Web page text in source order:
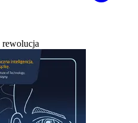
rewolucja